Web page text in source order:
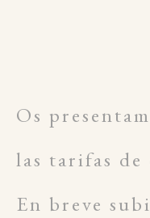
Os
las tarifas de
En breve